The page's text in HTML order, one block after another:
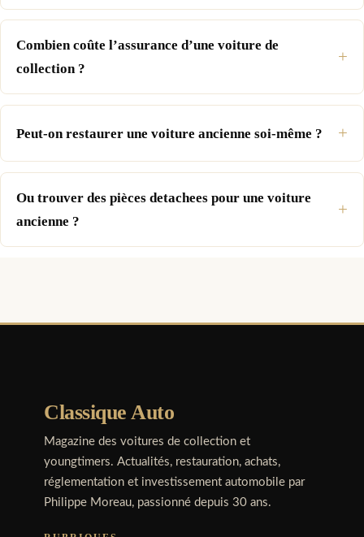
Combien coûte l’assurance d’une voiture de
collection ?
Peut-on restaurer une voiture ancienne soi-même ?
Ou trouver des pièces detachees pour une voiture
ancienne ?
Classique Auto
Magazine des voitures de collection et
youngtimers. Actualités, restauration, achats,
réglementation et investissement automobile par
Philippe Moreau, passionné depuis 30 ans.